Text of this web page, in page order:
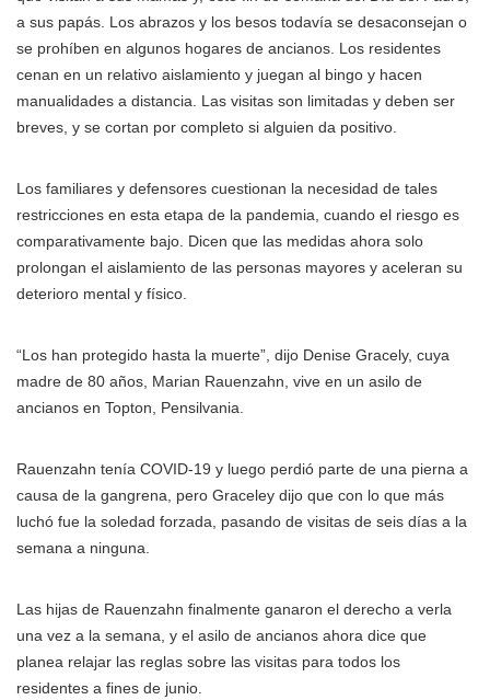
a sus papás. Los abrazos y los besos todavía se desaconsejan o
se prohíben en algunos hogares de ancianos. Los residentes
cenan en un relativo aislamiento y juegan al bingo y hacen
manualidades a distancia. Las visitas son limitadas y deben ser
breves, y se cortan por completo si alguien da positivo.
Los familiares y defensores cuestionan la necesidad de tales
restricciones en esta etapa de la pandemia, cuando el riesgo es
comparativamente bajo. Dicen que las medidas ahora solo
prolongan el aislamiento de las personas mayores y aceleran su
deterioro mental y físico.
“Los han protegido hasta la muerte”, dijo Denise Gracely, cuya
madre de 80 años, Marian Rauenzahn, vive en un asilo de
ancianos en Topton, Pensilvania.
Rauenzahn tenía COVID-19 y luego perdió parte de una pierna a
causa de la gangrena, pero Graceley dijo que con lo que más
luchó fue la soledad forzada, pasando de visitas de seis días a la
semana a ninguna.
Las hijas de Rauenzahn finalmente ganaron el derecho a verla
una vez a la semana, y el asilo de ancianos ahora dice que
planea relajar las reglas sobre las visitas para todos los
residentes a fines de junio.